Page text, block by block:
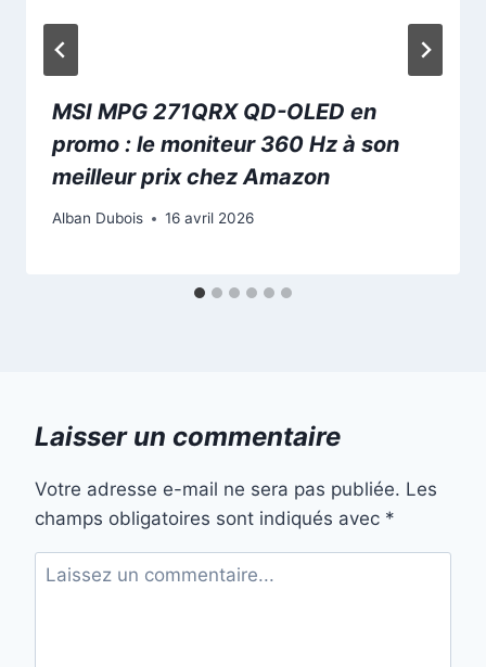
MSI MPG 271QRX QD-OLED en
promo : le moniteur 360 Hz à son
meilleur prix chez Amazon
Alban Dubois 16 avril 2026
Laisser un commentaire
Votre adresse e-mail ne sera pas publiée. Les
champs obligatoires sont indiqués avec *